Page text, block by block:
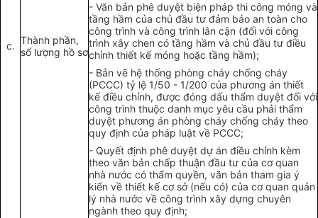
c. Thành phần,
số lượng hồ sơ
- Văn bản phê duyệt biện pháp thi công móng và
tầng hầm của chủ đầu tư đảm bảo an toàn cho
công trình và công trình lân cận (đối với công
trình xây chen có tầng hầm và chủ đầu tư điều
chỉnh thiết kế móng hoặc tầng hầm);
- Bản vẽ hệ thống phòng cháy chống cháy
(PCCC) tỷ lệ 1/50 - 1/200 của phương án thiết
kế điều chỉnh, được đóng dấu thẩm duyệt đối với
công trình thuộc danh mục yêu cầu phải thẩm
duyệt phương án phòng cháy chống cháy theo
quy định của pháp luật về PCCC;
- Quyết định phê duyệt dự án điều chỉnh kèm
theo văn bản chấp thuận đầu tư của cơ quan
nhà nước có thẩm quyền, văn bản tham gia ý
kiến về thiết kếcơ sở (nếu có) của cơ quan quản
lý nhà nước về công trình xây dựng chuyên
ngành theo quy định;